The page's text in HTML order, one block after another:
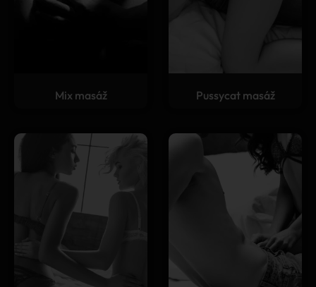
Mix masáž Pussycat masáž